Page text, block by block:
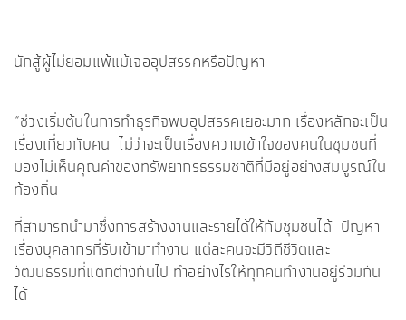
นักสู้ผู้ไม่ยอมแพ้แม้เจออุปสรรคหรือปัญหา
“ช่วงเริ่มต้นในการทำธุรกิจพบอุปสรรคเยอะมาก เรื่องหลักจะเป็น
เรื่องเกี่ยวกับคน ไม่ว่าจะเป็นเรื่องความเข้าใจของคนในชุมชนที่
มองไม่เห็นคุณค่าของทรัพยากรธรรมชาติที่มีอยู่อย่างสมบูรณ์ใน
ท้องถิ่น
ที่สามารถนำมาซึ่งการสร้างงานและรายได้ให้กับชุมชนได้ ปัญหา
เรื่องบุคลากรที่รับเข้ามาทำงาน แต่ละคนจะมีวิถีชีวิตและ
วัฒนธรรมที่แตกต่างกันไป ทำอย่างไรให้ทุกคนทำงานอยู่ร่วมกัน
ได้